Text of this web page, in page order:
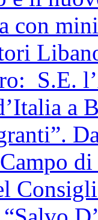
con
S.E.
a